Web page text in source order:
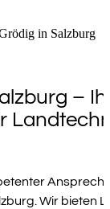
in Salzburg
–
Wir bieten